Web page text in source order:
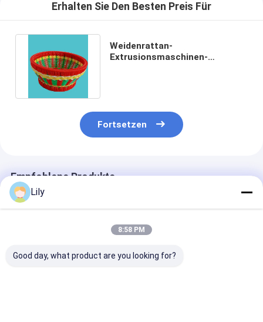
Erhalten Sie Den Besten Preis Für
Weidenrattan-
Extrusionsmaschinen-
Fortsetzen
Empfohlene Produkte
Lily
8:58 PM
Good day, what product are you looking for?